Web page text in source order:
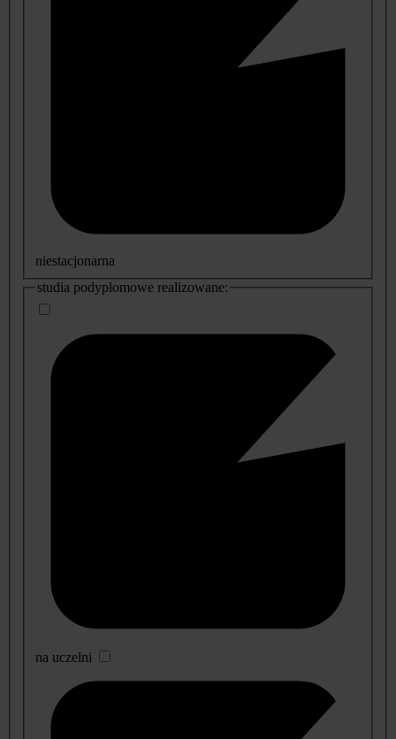
niestacjonarna
studia podyplomowe realizowane:
na uczelni